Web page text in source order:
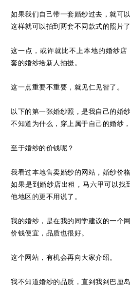
如果我们自己带一套婚纱过去，就可
这样就可以拍到两套不同款式的照片
这一点，或许就比不上本地的婚纱
套的婚纱给新人拍摄。
这一点重要不重要，就见仁见智了。
以下的第一张婚纱照，是我自己的婚纱
不知道为什么，穿上属于自己的婚纱
至于婚纱的价钱呢？
我看过本地售卖婚纱的网站，婚纱价
如果是到婚纱店出租，马六甲可以
他地区的更不用说了。
我的婚纱，是在我的同学建议的一个网
价钱便宜，品质也很好。
这个网站，有机会再向大家介绍。
我不知道婚纱的品质，直到我到巴厘